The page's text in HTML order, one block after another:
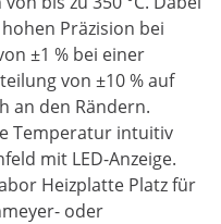
Präzision bei
±1 % bei einer
von ±10 % auf
an den Rändern.
Temperatur intuitiv
mit LED-Anzeige.
Heizplatte Platz für
oder